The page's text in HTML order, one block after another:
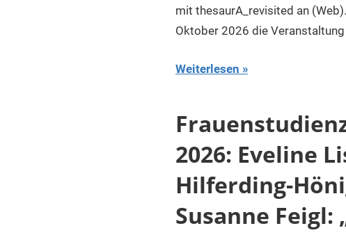
mit thesaurA_revisited an
Oktober 2026 die
Weiterlesen
2026: Eveline
Hilferding-
Susanne